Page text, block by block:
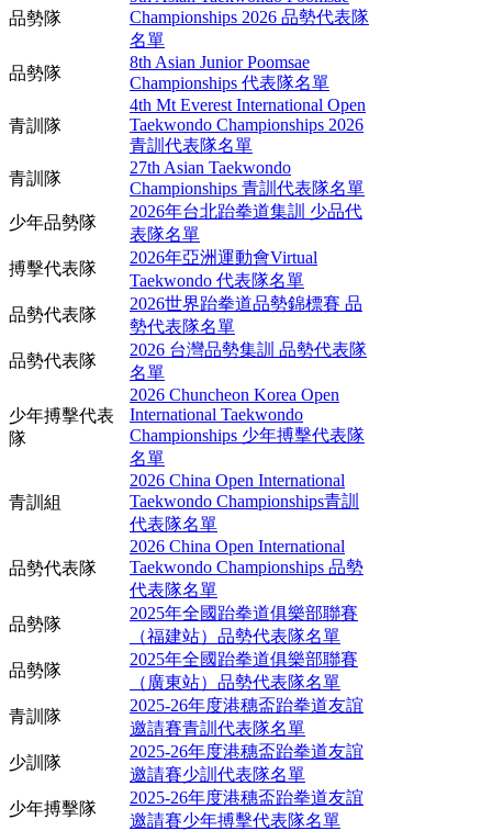
品勢隊
Championships 2026 品勢代表隊
名單
品勢隊
8th Asian Junior Poomsae
Championships 代表隊名單
青訓隊
4th Mt Everest International Open
Taekwondo Championships 2026
青訓代表隊名單
青訓隊
27th Asian Taekwondo
Championships 青訓代表隊名單
少年品勢隊
2026年台北跆拳道集訓 少品代
表隊名單
搏擊代表隊
2026年亞洲運動會Virtual
Taekwondo 代表隊名單
品勢代表隊
2026世界跆拳道品勢錦標賽 品
勢代表隊名單
品勢代表隊
2026 台灣品勢集訓 品勢代表隊
名單
少年搏擊代表
隊
2026 Chuncheon Korea Open
International Taekwondo
Championships 少年搏擊代表隊
名單
青訓組
2026 China Open International
Taekwondo Championships青訓
代表隊名單
品勢代表隊
2026 China Open International
Taekwondo Championships 品勢
代表隊名單
品勢隊
2025年全國跆拳道俱樂部聯賽
（福建站）品勢代表隊名單
品勢隊
2025年全國跆拳道俱樂部聯賽
（廣東站）品勢代表隊名單
青訓隊
2025-26年度港穗盃跆拳道友誼
邀請賽青訓代表隊名單
少訓隊
2025-26年度港穗盃跆拳道友誼
邀請賽少訓代表隊名單
少年搏擊隊
2025-26年度港穗盃跆拳道友誼
邀請賽少年搏擊代表隊名單